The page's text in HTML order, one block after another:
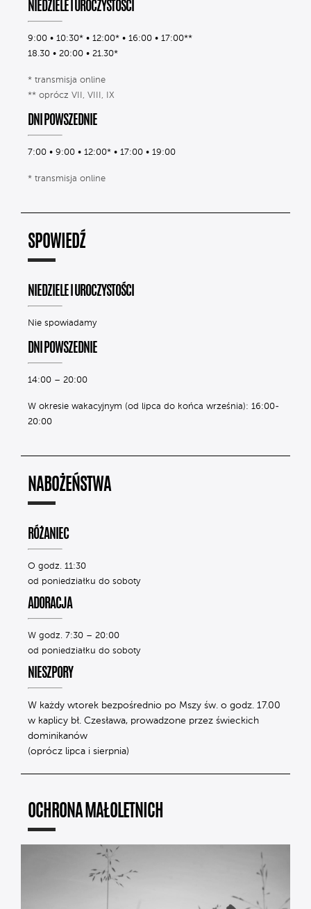
NIEDZIELE I UROCZYSTOŚCI
9:00 • 10:30* • 12:00* • 16:00 • 17:00**
18.30 • 20:00 • 21.30*
* transmisja online
** oprócz VII, VIII, IX
DNI POWSZEDNIE
7:00 • 9:00 • 12:00* • 17:00 • 19:00
* transmisja online
SPOWIEDŹ
NIEDZIELE I UROCZYSTOŚCI
Nie spowiadamy
DNI POWSZEDNIE
14:00 – 20:00
W okresie wakacyjnym (od lipca do końca września): 16:00-
20:00
NABOŻEŃSTWA
RÓŻANIEC
O godz. 11:30
od poniedziałku do soboty
ADORACJA
W godz. 7:30 – 20:00
od poniedziałku do soboty
NIESZPORY
W każdy wtorek bezpośrednio po Mszy św. o godz. 17.00
w kaplicy bł. Czesława, prowadzone przez świeckich
dominikanów
(oprócz lipca i sierpnia)
OCHRONA MAŁOLETNICH